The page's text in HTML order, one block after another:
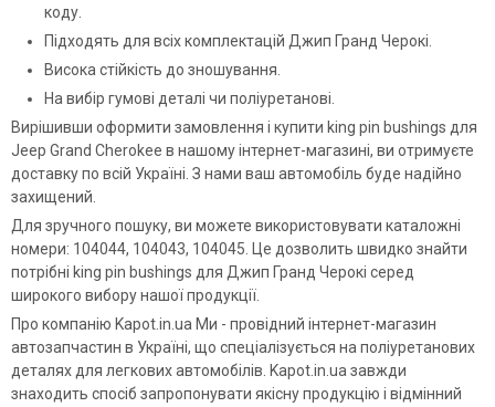
коду.
Підходять для всіх комплектацій Джип Гранд Черокі.
Висока стійкість до зношування.
На вибір гумові деталі чи поліуретанові.
Вирішивши оформити замовлення і купити king pin bushings для
Jeep Grand Cherokee в нашому інтернет-магазині, ви отримуєте
доставку по всій Україні. З нами ваш автомобіль буде надійно
захищений.
Для зручного пошуку, ви можете використовувати каталожні
номери: 104044, 104043, 104045. Це дозволить швидко знайти
потрібні king pin bushings для Джип Гранд Черокі серед
широкого вибору нашої продукції.
Про компанію Kapot.in.ua Ми - провідний інтернет-магазин
автозапчастин в Україні, що спеціалізується на поліуретанових
деталях для легкових автомобілів. Kapot.in.ua завжди
знаходить спосіб запропонувати якісну продукцію і відмінний